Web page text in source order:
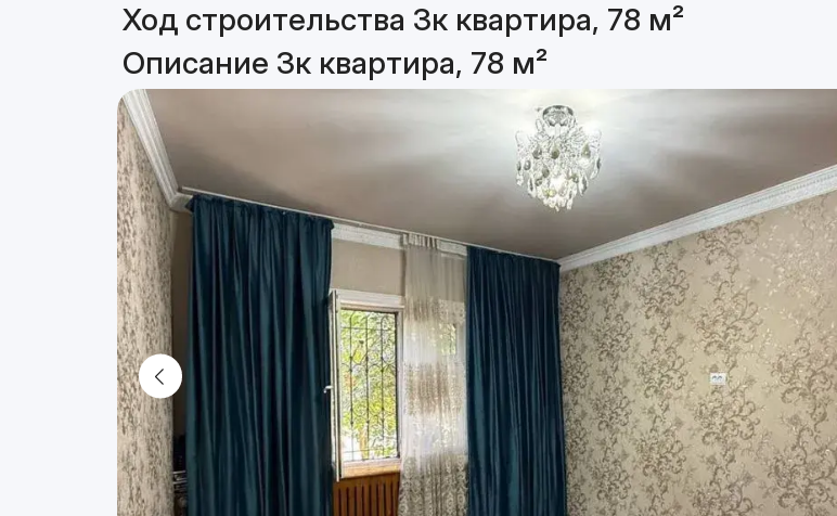
Ход строительства 3к квартира, 78 м²
Описание 3к квартира, 78 м²